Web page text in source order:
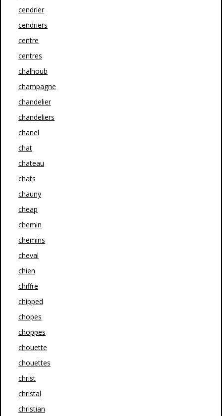
cendrier
cendriers
centre
centres
chalhoub
champagne
chandelier
chandeliers
chanel
chat
chateau
chats
chauny
cheap
chemin
chemins
cheval
chien
chiffre
chipped
chopes
choppes
chouette
chouettes
christ
christal
christian